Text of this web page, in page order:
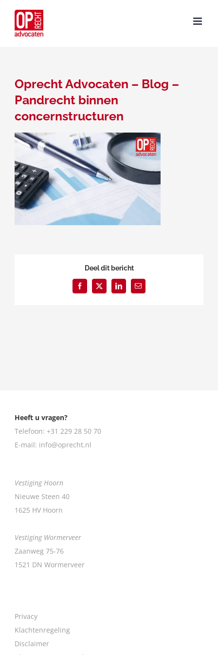
inhoud
Oprecht Advocaten – Blog –
Pandrecht binnen
concernstructuren
Deel dit bericht
Facebook
X LinkedIn
E-
mail
Heeft u vragen?
Telefoon: +31 229 28 50 70
E-mail: info@oprecht.nl
Vestiging Hoorn
Nieuwe Steen 40
1625 HV Hoorn
Vestiging Wormerveer
Zaanweg 75-76
1521 DN Wormerveer
Privacy
Klachtenregeling
Disclaimer